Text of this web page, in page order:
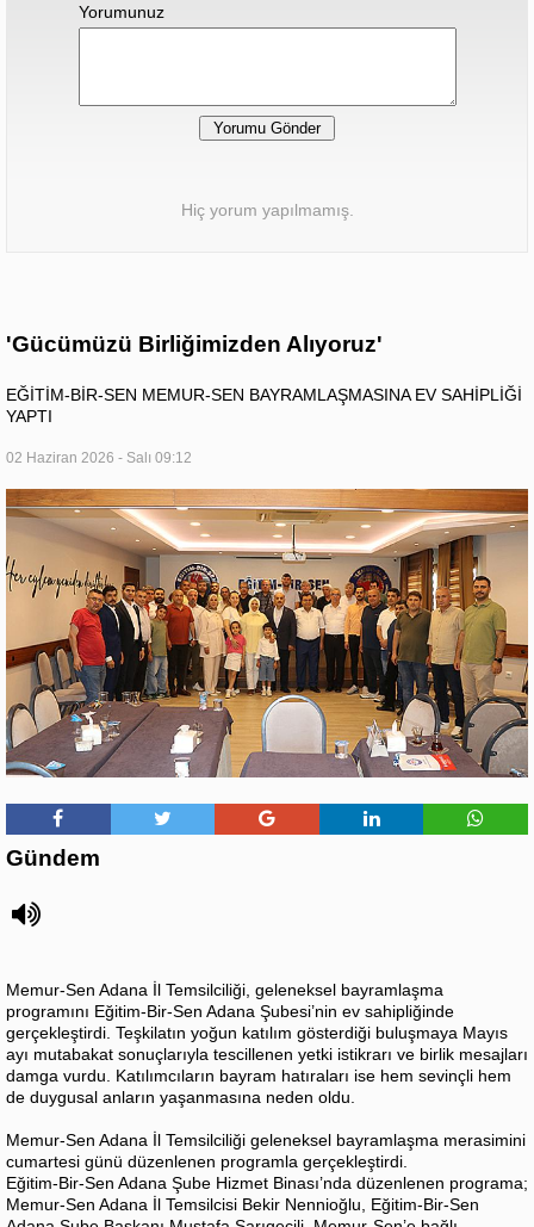
Yorumunuz
Hiç yorum yapılmamış.
'Gücümüzü Birliğimizden Alıyoruz'
EĞİTİM-BİR-SEN MEMUR-SEN BAYRAMLAŞMASINA EV SAHİPLİĞİ
YAPTI
02 Haziran 2026 - Salı 09:12
Gündem
Memur-Sen Adana İl Temsilciliği, geleneksel bayramlaşma
programını Eğitim-Bir-Sen Adana Şubesi’nin ev sahipliğinde
gerçekleştirdi. Teşkilatın yoğun katılım gösterdiği buluşmaya Mayıs
ayı mutabakat sonuçlarıyla tescillenen yetki istikrarı ve birlik mesajları
damga vurdu. Katılımcıların bayram hatıraları ise hem sevinçli hem
de duygusal anların yaşanmasına neden oldu.
Memur-Sen Adana İl Temsilciliği geleneksel bayramlaşma merasimini
cumartesi günü düzenlenen programla gerçekleştirdi.
Eğitim-Bir-Sen Adana Şube Hizmet Binası’nda düzenlenen programa;
Memur-Sen Adana İl Temsilcisi Bekir Nennioğlu, Eğitim-Bir-Sen